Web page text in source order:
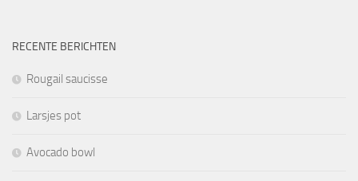
RECENTE BERICHTEN
Rougail saucisse
Larsjes pot
Avocado bowl